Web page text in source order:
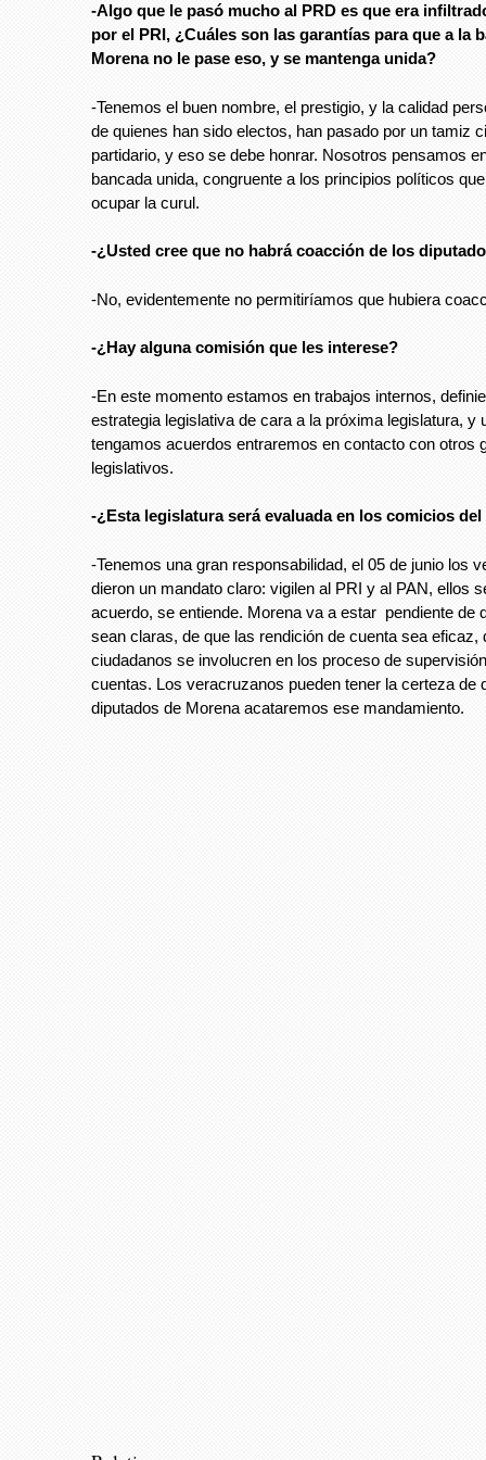
-Algo que le pasó mucho al PRD es que era
por el PRI, ¿Cuáles son las garantías para que a la
Morena no le pase eso, y se mantenga unida?
-Tenemos el buen nombre, el prestigio, y la calidad
de quienes han sido electos, han pasado por un tamiz
partidario, y eso se debe honrar. Nosotros pensamos
bancada unida, congruente a los principios políticos
ocupar la curul.
-¿Usted cree que no habrá coacción de los
-No, evidentemente no permitiríamos que hubiera
-¿Hay alguna comisión que les interese?
-En este momento estamos en trabajos internos,
estrategia legislativa de cara a la próxima legislatura, y
tengamos acuerdos entraremos en contacto con otros
legislativos.
-¿Esta legislatura será evaluada en los comicios
-Tenemos una gran responsabilidad, el 05 de junio los
dieron un mandato claro: vigilen al PRI y al PAN, ellos
acuerdo, se entiende. Morena va a estar pendiente de
sean claras, de que las rendición de cuenta sea eficaz,
ciudadanos se involucren en los proceso de
cuentas. Los veracruzanos pueden tener la certeza de
diputados de Morena acataremos ese mandamiento.